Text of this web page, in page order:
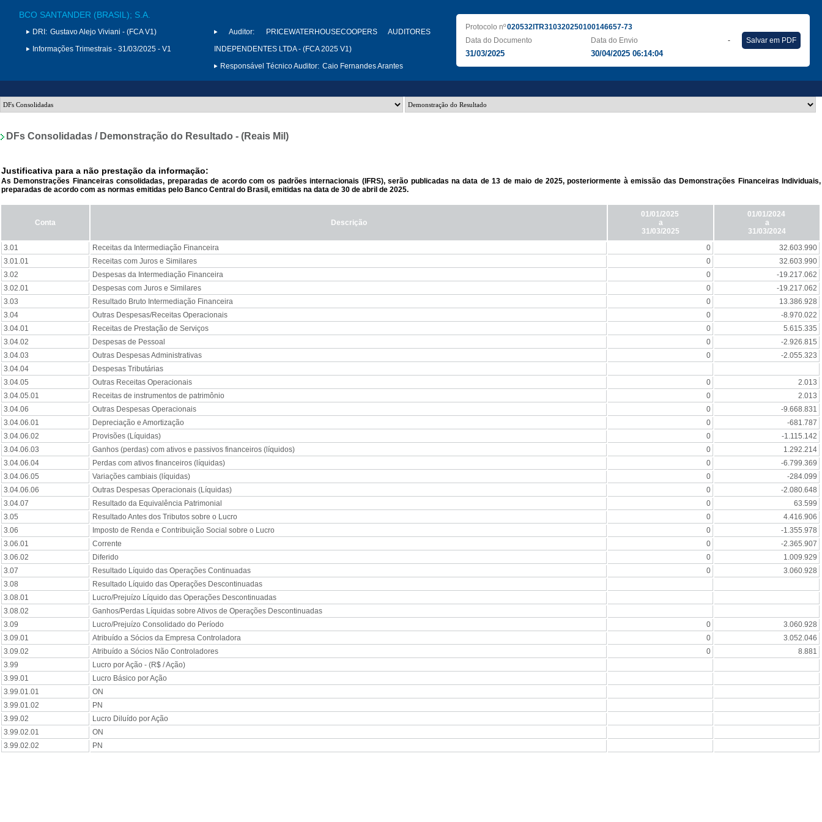
BCO SANTANDER (BRASIL); S.A.
DRI: Gustavo Alejo Viviani - (FCA V1)
Informações Trimestrais - 31/03/2025 - V1
Auditor:
PRICEWATERHOUSECOOPERS AUDITORES
INDEPENDENTES LTDA - (FCA 2025 V1)
Responsável Técnico Auditor: Caio Fernandes Arantes
Protocolo nº020532ITR310320250100146657-73
Data do Documento
31/03/2025
Data do Envio
30/04/2025 06:14:04
- Salvar em PDF